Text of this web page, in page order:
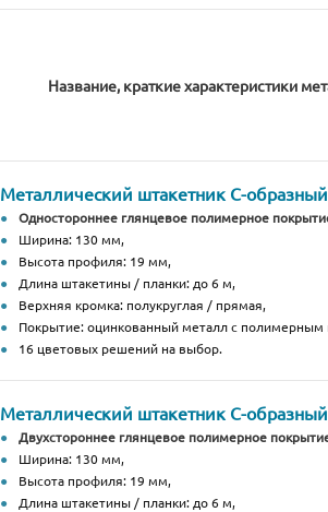
Название, краткие характеристики
Металлический штакетник С-
Одностороннее глянцевое полимерное
Ширина: 130 мм,
Высота профиля: 19 мм,
Длина штакетины / планки: до 6 м,
Верхняя кромка: полукруглая / прямая,
Покрытие: оцинкованный металл с
16 цветовых решений на выбор.
Металлический штакетник С-
Двухстороннее глянцевое полимерное
Ширина: 130 мм,
Высота профиля: 19 мм,
Длина штакетины / планки: до 6 м,